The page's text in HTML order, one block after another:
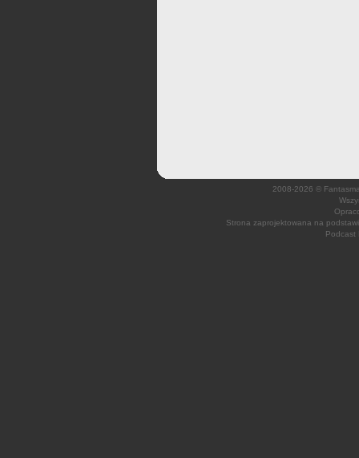
2008-2026 ©
Strona zaprojektowana na
Podcast